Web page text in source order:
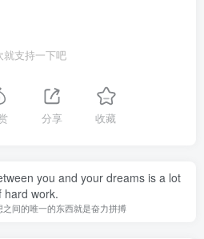
就支持一下吧
分享 收藏
you and your dreams is a lot
hard work.
间的唯一的东西就是奋力拼搏